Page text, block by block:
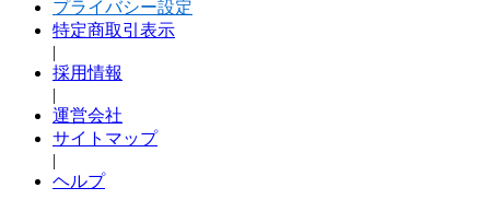
プライバシー設定
特定商取引表示
|
採用情報
|
運営会社
サイトマップ
|
ヘルプ